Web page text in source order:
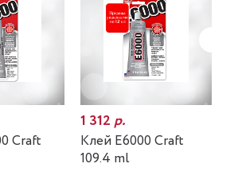
Craft
1 312р.
Клей E6000 Craft
109.4 ml